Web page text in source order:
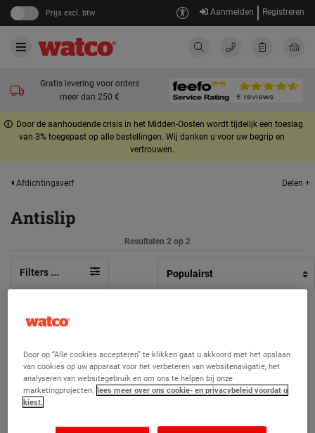
Prijs excl. btw Aanmelden Registreren
Gratis levering voor orders
meer dan 250 €
Door de aanhoudende crisis in het Midden-Oosten wordt tijdelijk een toeslag
van 3% toegepast op alle bestellingen. Wij danken u voor uw begrip en
vertrouwen.
Afdichtingsverf Delen +
Antislip
Resultaten 2 op 2
Filters ...
ArmourGrip
De ultieme
antislipvloercoating voor
binnen en buiten
Door op “Alle cookies accepteren” te klikken gaat u akkoord met het opslaan
van cookies op uw apparaat voor het verbeteren van websitenavigatie, het
analyseren van websitegebruik en om ons te helpen bij onze
marketingprojecten. lees meer over ons cookie- en privacybeleid voordat u
kiest.